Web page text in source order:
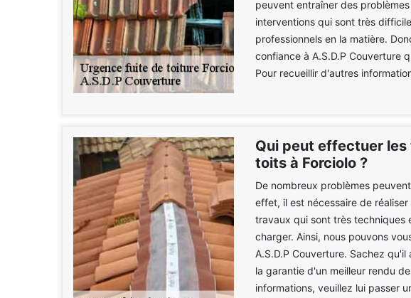
peuvent entraîner des
interventions qui sont très
professionnels en la matière.
confiance à A.S.D.P Couverture
Pour recueillir d'autres
Qui peut effectuer
toits à Forciolo ?
De nombreux problèmes
effet, il est nécessaire de
travaux qui sont très techniques
charger. Ainsi, nous pouvons
A.S.D.P Couverture. Sachez
la garantie d'un meilleur rendu
informations, veuillez lui passer